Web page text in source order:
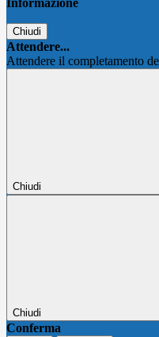
Informazione
Chiudi
Attendere...
Attendere il completamento
Chiudi
Chiudi
Conferma